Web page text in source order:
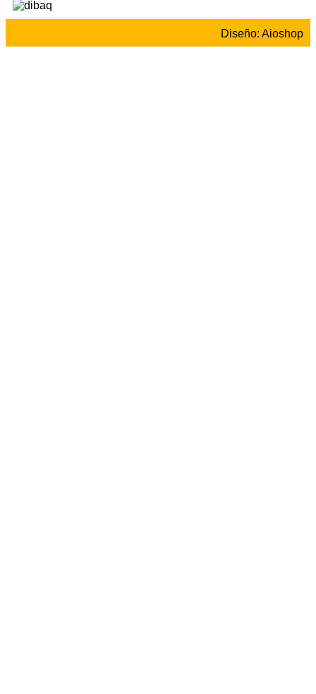
Diseño: Aioshop